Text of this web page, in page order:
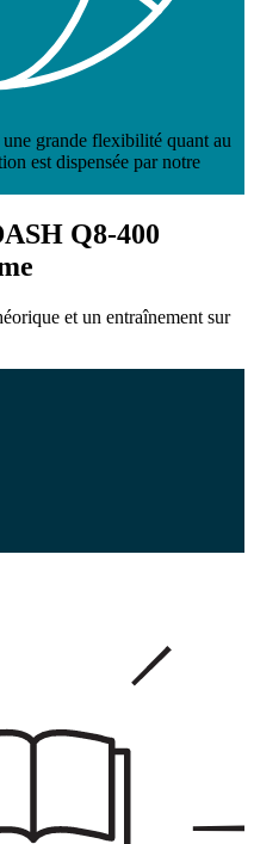
grande flexibilité quant au
est dispensée par notre
Q8-400
et un entraînement sur